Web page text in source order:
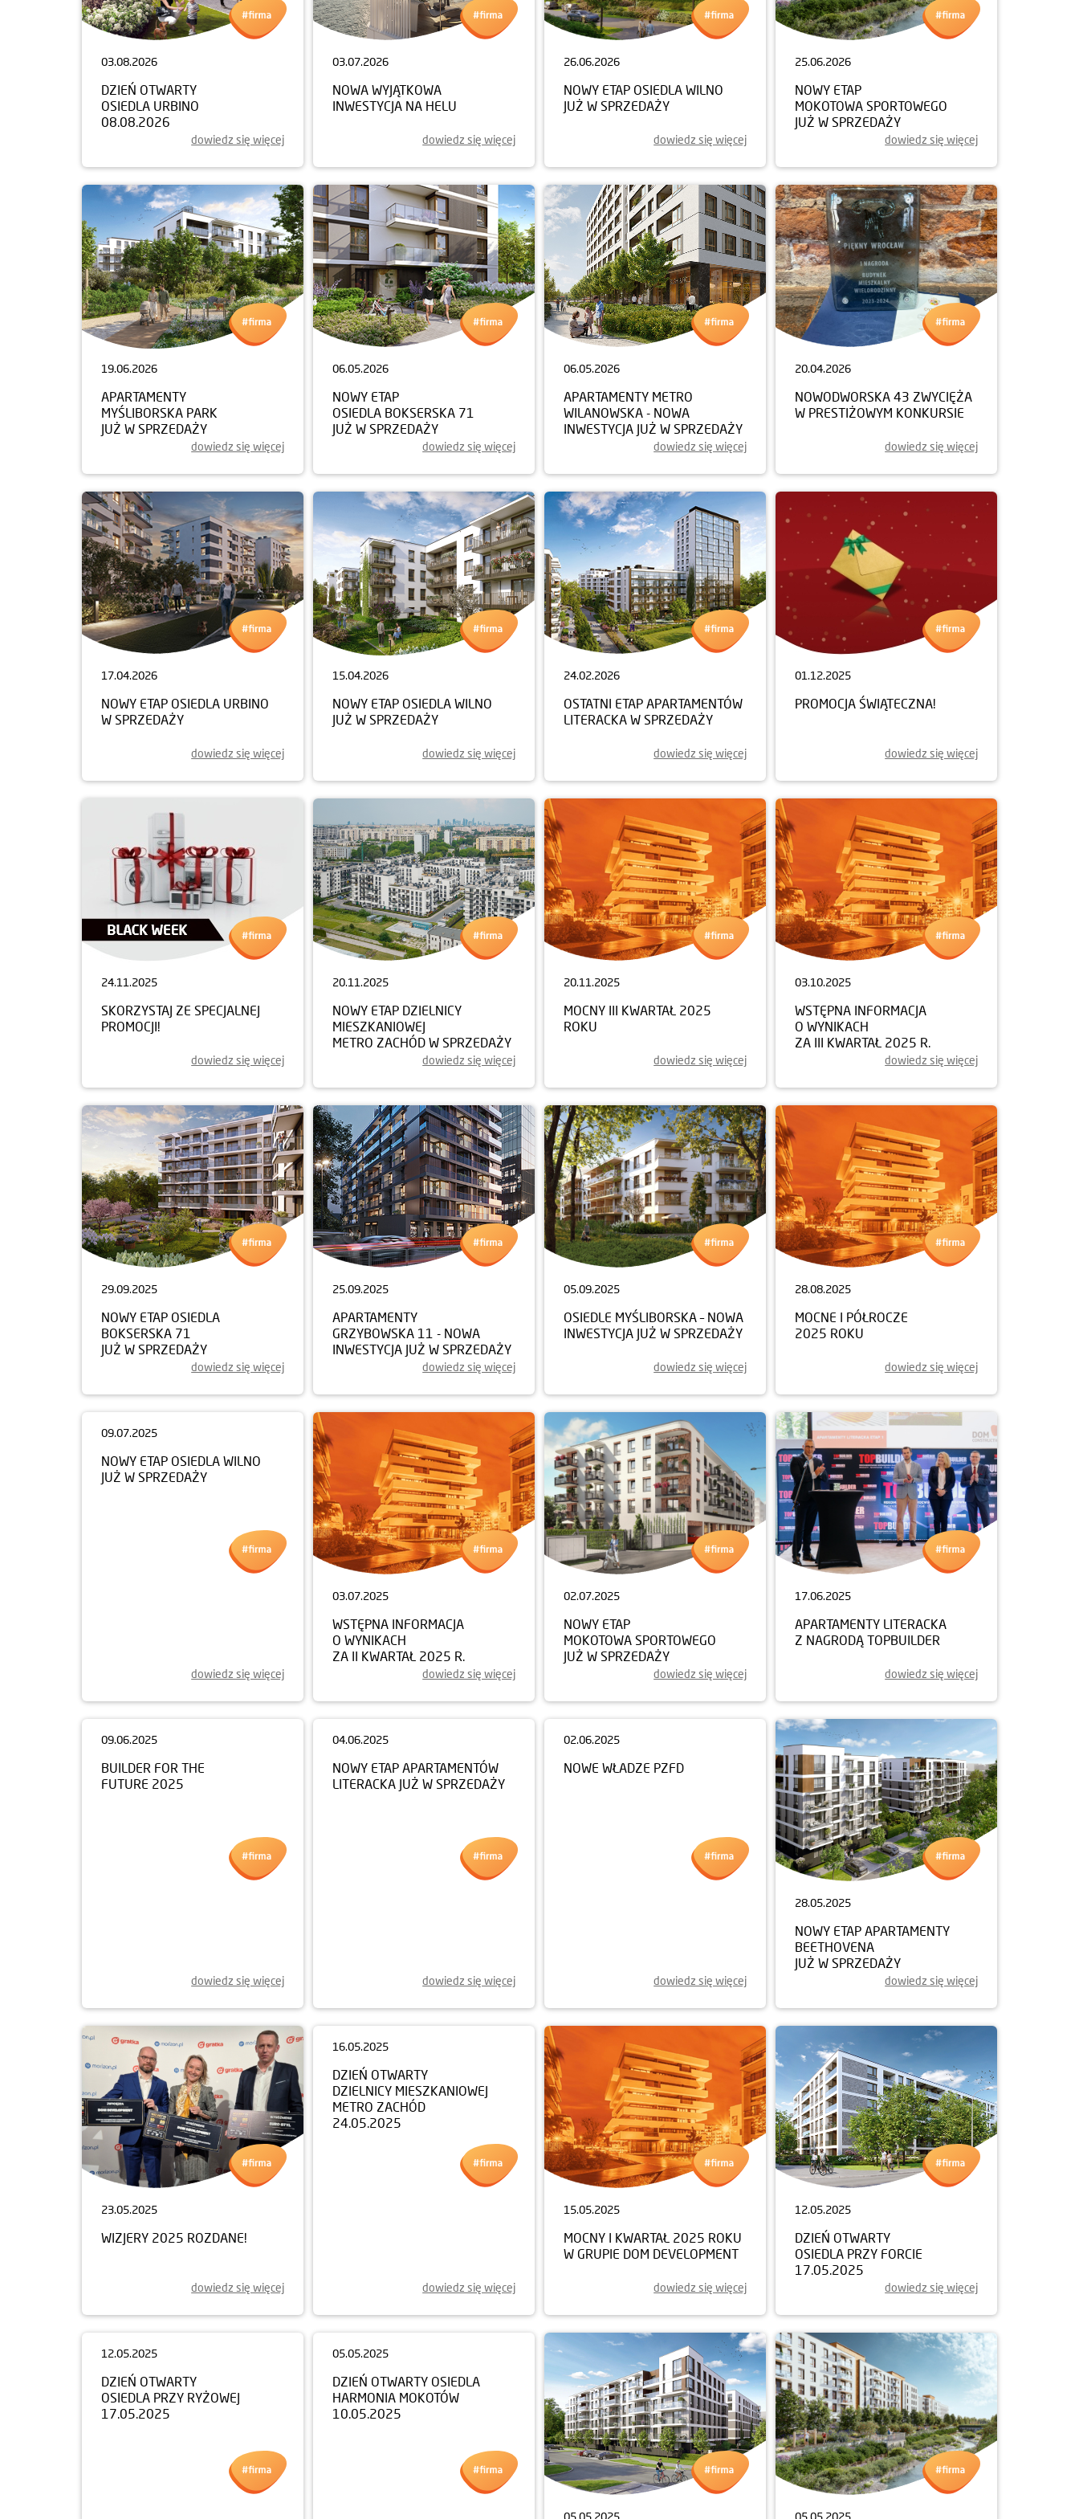
03.08.2026
DZIEŃ OTWARTY
OSIEDLA URBINO
08.08.2026
dowiedz się więcej
03.07.2026
NOWA WYJĄTKOWA
INWESTYCJA NA HELU
dowiedz się więcej
26.06.2026
NOWY ETAP OSIEDLA WILNO
JUŻ W SPRZEDAŻY
dowiedz się więcej
25.06.2026
NOWY ETAP
MOKOTOWA SPORTOWEGO
JUŻ W SPRZEDAŻY
dowiedz się więcej
19.06.2026
APARTAMENTY
MYŚLIBORSKA PARK
JUŻ W SPRZEDAŻY
dowiedz się więcej
06.05.2026
NOWY ETAP
OSIEDLA BOKSERSKA 71
JUŻ W SPRZEDAŻY
dowiedz się więcej
06.05.2026
APARTAMENTY METRO
WILANOWSKA - NOWA
INWESTYCJA JUŻ W SPRZEDAŻY
dowiedz się więcej
20.04.2026
NOWODWORSKA 43 ZWYCIĘŻA
W PRESTIŻOWYM KONKURSIE
dowiedz się więcej
17.04.2026
NOWY ETAP OSIEDLA URBINO
W SPRZEDAŻY
dowiedz się więcej
15.04.2026
NOWY ETAP OSIEDLA WILNO
JUŻ W SPRZEDAŻY
dowiedz się więcej
24.02.2026
OSTATNI ETAP APARTAMENTÓW
LITERACKA W SPRZEDAŻY
dowiedz się więcej
01.12.2025
PROMOCJA ŚWIĄTECZNA!
dowiedz się więcej
24.11.2025
SKORZYSTAJ ZE SPECJALNEJ
PROMOCJI!
dowiedz się więcej
20.11.2025
NOWY ETAP DZIELNICY
MIESZKANIOWEJ
METRO ZACHÓD W SPRZEDAŻY
dowiedz się więcej
20.11.2025
MOCNY III KWARTAŁ 2025
ROKU
dowiedz się więcej
03.10.2025
WSTĘPNA INFORMACJA
O WYNIKACH
ZA III KWARTAŁ 2025 R.
dowiedz się więcej
29.09.2025
NOWY ETAP OSIEDLA
BOKSERSKA 71
JUŻ W SPRZEDAŻY
dowiedz się więcej
25.09.2025
APARTAMENTY
GRZYBOWSKA 11 - NOWA
INWESTYCJA JUŻ W SPRZEDAŻY
dowiedz się więcej
05.09.2025
OSIEDLE MYŚLIBORSKA – NOWA
INWESTYCJA JUŻ W SPRZEDAŻY
dowiedz się więcej
28.08.2025
MOCNE I PÓŁROCZE
2025 ROKU
dowiedz się więcej
09.07.2025
NOWY ETAP OSIEDLA WILNO
JUŻ W SPRZEDAŻY
dowiedz się więcej
03.07.2025
WSTĘPNA INFORMACJA
O WYNIKACH
ZA II KWARTAŁ 2025 R.
dowiedz się więcej
02.07.2025
NOWY ETAP
MOKOTOWA SPORTOWEGO
JUŻ W SPRZEDAŻY
dowiedz się więcej
17.06.2025
APARTAMENTY LITERACKA
Z NAGRODĄ TOPBUILDER
dowiedz się więcej
dowiedz się więcej dowiedz się więcej
02.06.2025
NOWE WŁADZE PZFD
dowiedz się więcej
28.05.2025
NOWY ETAP APARTAMENTY
BEETHOVENA
JUŻ W SPRZEDAŻY
dowiedz się więcej
23.05.2025
WIZJERY 2025 ROZDANE!
dowiedz się więcej dowiedz się więcej
15.05.2025
MOCNY I KWARTAŁ 2025 ROKU
W GRUPIE DOM DEVELOPMENT
dowiedz się więcej
12.05.2025
DZIEŃ OTWARTY
OSIEDLA PRZY FORCIE
17.05.2025
dowiedz się więcej
05.05.2025
DZIEŃ OTWARTY OSIEDLA
HARMONIA MOKOTÓW
10.05.2025
05.05.2025 05.05.2025